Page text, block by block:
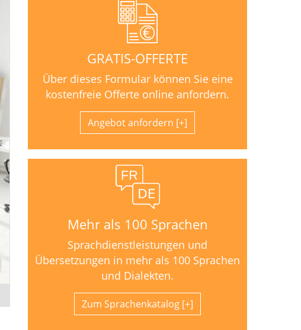
GRATIS-OFFERTE
Über dieses Formular können Sie eine
kostenfreie Offerte online anfordern.
Angebot anfordern
Mehr als 100 Sprachen
Sprachdienstleistungen und
Übersetzungen in mehr als 100 Sprachen
und Dialekten.
Zum Sprachenkatalog